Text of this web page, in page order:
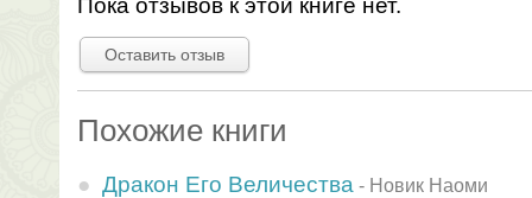
Оставить отзыв
Похожие книги
Дракон Его Величества - Новик Наоми